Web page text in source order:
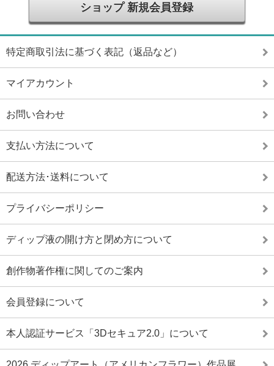
ショップ 新規会員登録
特定商取引法に基づく表記（返品など）
マイアカウント
お問い合わせ
支払い方法について
配送方法･送料について
プライバシーポリシー
ディップ液の開け方と閉め方について
創作物著作権に関してのご案内
会員登録について
本人認証サービス「3Dセキュア2.0」について